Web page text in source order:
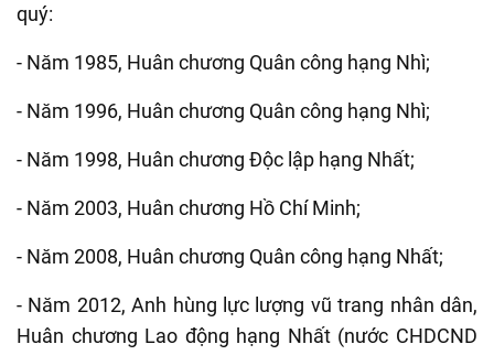
quý:
- Năm 1985, Huân chương Quân công hạng Nhì;
- Năm 1996, Huân chương Quân công hạng Nhì;
- Năm 1998, Huân chương Độc lập hạng Nhất;
- Năm 2003, Huân chương Hồ Chí Minh;
- Năm 2008, Huân chương Quân công hạng Nhất;
- Năm 2012, Anh hùng lực lượng vũ trang nhân dân,
Huân chương Lao động hạng Nhất (nước CHDCND